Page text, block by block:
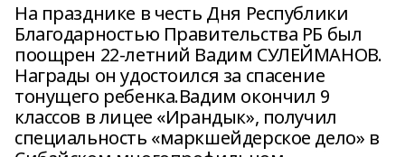
На празднике в честь Дня Республики
Благодарностью Правительства РБ был
поощрен 22-летний Вадим СУЛЕЙМАНОВ.
Награды он удостоился за спасение
тонущего ребенка.Вадим окончил 9
классов в лицее «Ирандык», получил
специальность «маркшейдерское дело» в